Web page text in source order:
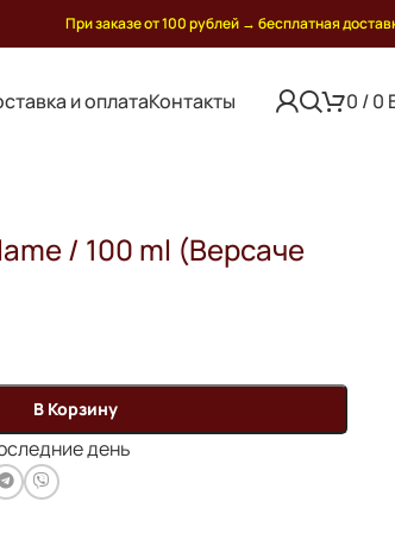
При заказе от 100 рублей → бесплатная
и оплатаКонтакты 0 /0
/ 100 ml (Версаче
В Корзину
день